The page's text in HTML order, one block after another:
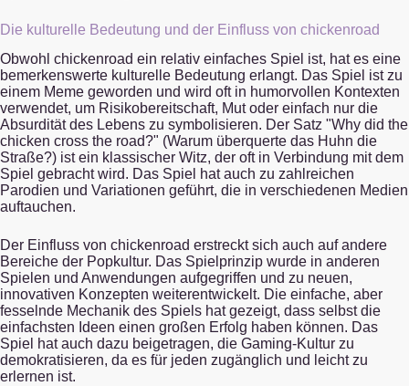
Die kulturelle Bedeutung und der Einfluss von chickenroad
Obwohl chickenroad ein relativ einfaches Spiel ist, hat es eine
bemerkenswerte kulturelle Bedeutung erlangt. Das Spiel ist zu
einem Meme geworden und wird oft in humorvollen Kontexten
verwendet, um Risikobereitschaft, Mut oder einfach nur die
Absurdität des Lebens zu symbolisieren. Der Satz "Why did the
chicken cross the road?" (Warum überquerte das Huhn die
Straße?) ist ein klassischer Witz, der oft in Verbindung mit dem
Spiel gebracht wird. Das Spiel hat auch zu zahlreichen
Parodien und Variationen geführt, die in verschiedenen Medien
auftauchen.
Der Einfluss von chickenroad erstreckt sich auch auf andere
Bereiche der Popkultur. Das Spielprinzip wurde in anderen
Spielen und Anwendungen aufgegriffen und zu neuen,
innovativen Konzepten weiterentwickelt. Die einfache, aber
fesselnde Mechanik des Spiels hat gezeigt, dass selbst die
einfachsten Ideen einen großen Erfolg haben können. Das
Spiel hat auch dazu beigetragen, die Gaming-Kultur zu
demokratisieren, da es für jeden zugänglich und leicht zu
erlernen ist.